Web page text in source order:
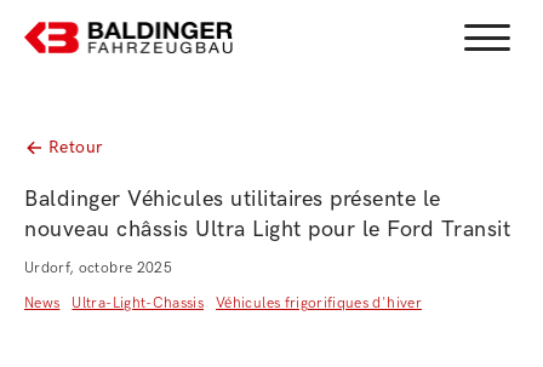
Menu
Retour
Baldinger Véhicules utilitaires présente le
nouveau châssis Ultra Light pour le Ford Transit
Urdorf, octobre 2025
News
Ultra-Light-Chassis Véhicules frigorifiques d'hiver